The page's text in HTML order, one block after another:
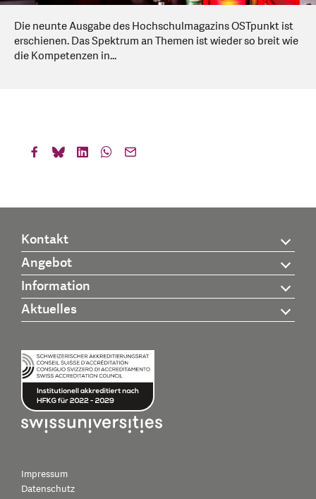
Die neunte Ausgabe des Hochschulmagazins OSTpunkt ist
erschienen. Das Spektrum an Themen ist wieder so breit wie
die Kompetenzen in...
Kontakt
Angebot
Information
Aktuelles
Impressum
Datenschutz